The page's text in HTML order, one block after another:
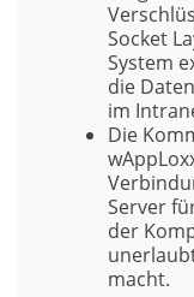
Socket
System
die
im
Die
Server
der
macht.